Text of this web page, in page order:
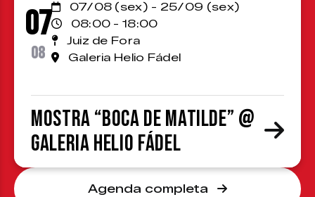
07
08
07/08 (sex) - 25/09 (sex)
08:00 - 18:00
Juiz de Fora
Galeria Helio Fádel
Mostra “Boca de Matilde” @
Galeria Helio Fádel
Agenda completa